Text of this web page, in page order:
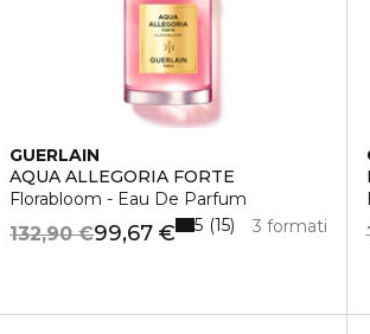
GUERLAIN
AQUA ALLEGORIA FORTE
Florabloom - Eau De Parfum
99,67 €
132,90 € 3 formati
5 15